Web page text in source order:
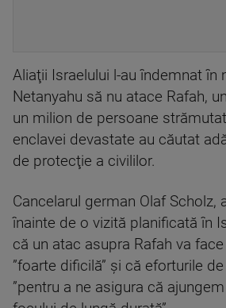
Aliaţii Israelului l-au îndemnat în
Netanyahu să nu atace Rafah,
un milion de persoane
enclavei devastate au căutat
de protecţie a civililor.
Cancelarul german Olaf Scholz,
înainte de o vizită planificată în
că un atac asupra Rafah va
”foarte dificilă” şi că eforturile
”pentru a ne asigura că